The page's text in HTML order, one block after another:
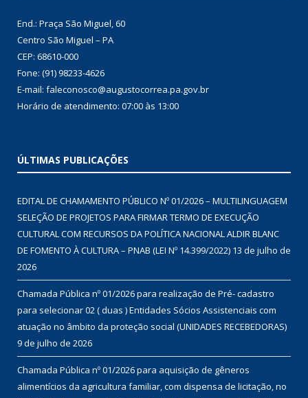
End.: Praça São Miguel, 60
Centro São Miguel – PA
CEP: 68610-000
Fone: (91) 98233-4626
E-mail: faleconosco@augustocorrea.pa.gov.br
Horário de atendimento: 07:00 às 13:00
ÚLTIMAS PUBLICAÇÕES
EDITAL DE CHAMAMENTO PÚBLICO Nº 01/2026 – MULTILINGUAGEM
SELEÇÃO DE PROJETOS PARA FIRMAR TERMO DE EXECUÇÃO
CULTURAL COM RECURSOS DA POLÍTICA NACIONAL ALDIR BLANC
DE FOMENTO À CULTURA – PNAB (LEI Nº 14.399/2022) 13 de julho de
2026
Chamada Pública nº 01/2026 para realização de Pré- cadastro
para selecionar 02 ( duas ) Entidades Sócios Assistenciais com
atuação no âmbito da proteção social (UNIDADES RECEBEDORAS)
9 de julho de 2026
Chamada Pública nº 01/2026 para aquisição de gêneros
alimentícios da agricultura familiar, com dispensa de licitação, no